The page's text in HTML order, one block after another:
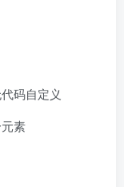
码自定义
素